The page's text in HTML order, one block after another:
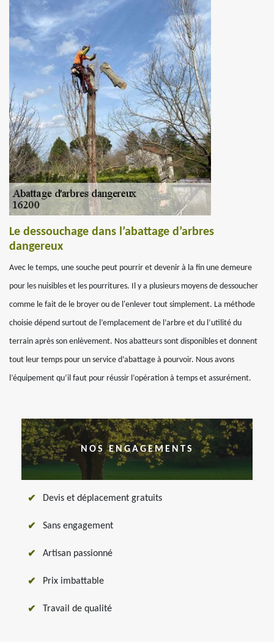
Le dessouchage dans l’abattage d’arbres
dangereux
Avec le temps, une souche peut pourrir et devenir à la fin une demeure
pour les nuisibles et les pourritures. Il y a plusieurs moyens de dessoucher
comme le fait de le broyer ou de l'enlever tout simplement. La méthode
choisie dépend surtout de l’emplacement de l’arbre et du l’utilité du
terrain après son enlèvement. Nos abatteurs sont disponibles et donnent
tout leur temps pour un service d’abattage à pourvoir. Nous avons
l’équipement qu’il faut pour réussir l’opération à temps et assurément.
NOS ENGAGEMENTS
Devis et déplacement gratuits
Sans engagement
Artisan passionné
Prix imbattable
Travail de qualité